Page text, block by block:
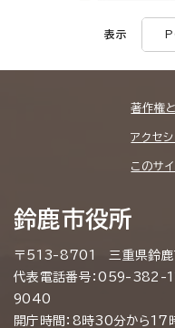
表示
著作権
アクセ
このサ
鈴鹿市役所
〒513-8701 三重県鈴鹿
代表電話番号：059-382-
9040
開庁時間：8時30分から17